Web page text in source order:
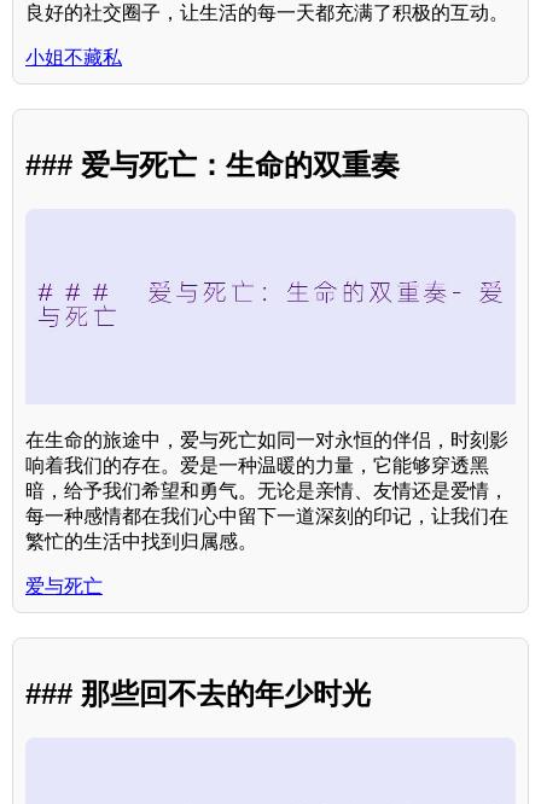
良好的社交圈子，让生活的每一天都充满了积极的互动。
小姐不藏私
### 爱与死亡：生命的双重奏
在生命的旅途中，爱与死亡如同一对永恒的伴侣，时刻影
响着我们的存在。爱是一种温暖的力量，它能够穿透黑
暗，给予我们希望和勇气。无论是亲情、友情还是爱情，
每一种感情都在我们心中留下一道深刻的印记，让我们在
繁忙的生活中找到归属感。
爱与死亡
### 那些回不去的年少时光